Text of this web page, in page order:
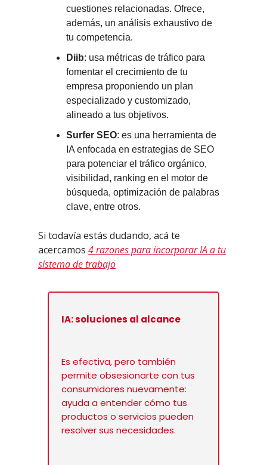
cuestiones relacionadas. Ofrece,
además, un análisis exhaustivo de
tu competencia.
Diib: usa métricas de tráfico para
fomentar el crecimiento de tu
empresa proponiendo un plan
especializado y customizado,
alineado a tus objetivos.
Surfer SEO: es una herramienta de
IA enfocada en estrategias de SEO
para potenciar el tráfico orgánico,
visibilidad, ranking en el motor de
búsqueda, optimización de palabras
clave, entre otros.
Si todavía estás dudando, acá te
acercamos 4 razones para incorporar IA a tu
sistema de trabajo
IA: soluciones al alcance
Es efectiva, pero también
permite obsesionarte con tus
consumidores nuevamente:
ayuda a entender cómo tus
productos o servicios pueden
resolver sus necesidades.